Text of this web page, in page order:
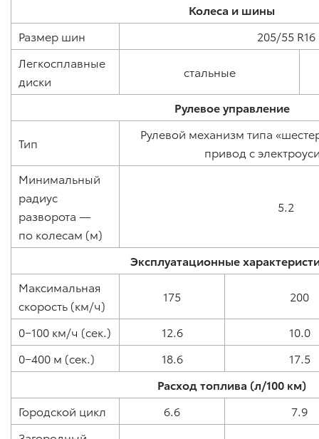
Колеса и шины
Размер шин
205/55 R16
Легкосплавные
диски
стальные
Рулевое управление
Тип
Рулевой механизм типа
привод с
Минимальный
радиус
разворота —
по колесам (м)
5.2
Эксплуатационные
Максимальная
скорость (км/ч)
175 200
0−100 км/ч (сек.) 12.6
10.0
0−400 м (сек.)
18.6
17.5
Расход топлива (л/100 км)
Городской цикл
6.6
7.9